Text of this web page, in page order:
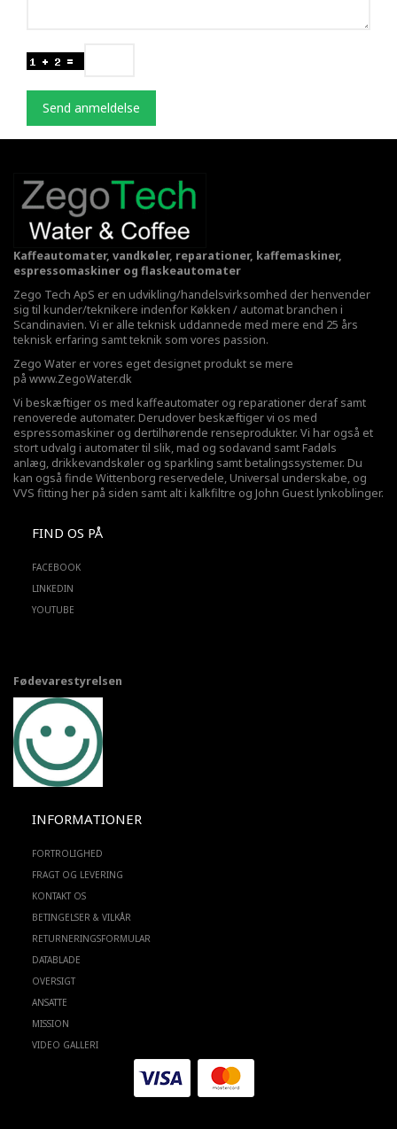
Send anmeldelse
Kaffeautomater, vandkøler, reparationer, kaffemaskiner,
espressomaskiner og flaskeautomater
Zego Tech ApS er en udvikling/handelsvirksomhed der henvender
sig til kunder/teknikere indenfor Køkken / automat branchen i
Scandinavien. Vi er alle teknisk uddannede med mere end 25 års
teknisk erfaring samt teknik som vores passion.
Zego Water er vores eget designet produkt se mere
på www.ZegoWater.dk
Vi beskæftiger os med kaffeautomater og reparationer deraf samt
renoverede automater. Derudover beskæftiger vi os med
espressomaskiner og dertilhørende renseprodukter. Vi har også et
stort udvalg i automater til slik, mad og sodavand samt Fadøls
anlæg, drikkevandskøler og sparkling samt betalingssystemer. Du
kan også finde Wittenborg reservedele, Universal underskabe, og
VVS fitting her på siden samt alt i kalkfiltre og John Guest lynkoblinger.
FIND OS PÅ
FACEBOOK
LINKEDIN
YOUTUBE
Fødevarestyrelsen
INFORMATIONER
FORTROLIGHED
FRAGT OG LEVERING
KONTAKT OS
BETINGELSER & VILKÅR
RETURNERINGSFORMULAR
DATABLADE
OVERSIGT
ANSATTE
MISSION
VIDEO GALLERI